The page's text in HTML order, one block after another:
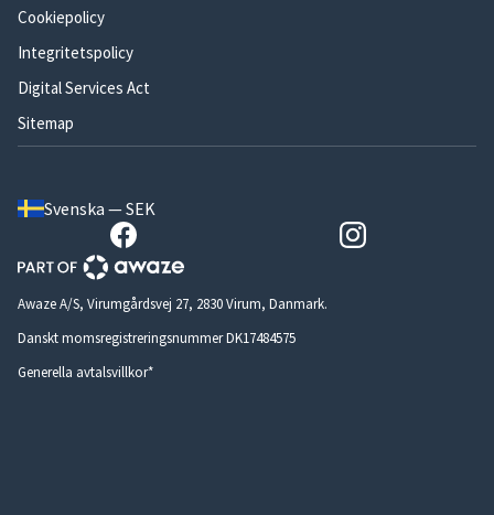
Cookiepolicy
Integritetspolicy
Digital Services Act
Sitemap
Svenska — SEK
Awaze A/S, Virumgårdsvej 27, 2830 Virum, Danmark.
Danskt momsregistreringsnummer DK17484575
Generella avtalsvillkor*